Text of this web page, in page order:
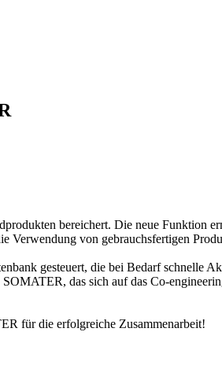
bereichert. Die neue Funktion
Verwendung von gebrauchsfertigen
gesteuert, die bei Bedarf schnelle
das sich auf das Co-
für die erfolgreiche Zusammenarbeit!